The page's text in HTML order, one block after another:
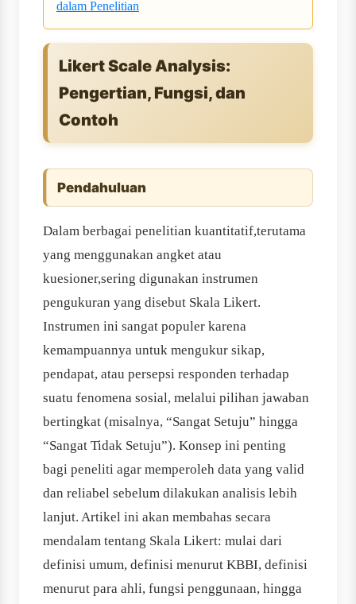
dalam Penelitian
Likert Scale Analysis:
Pengertian, Fungsi, dan
Contoh
Pendahuluan
Dalam berbagai penelitian kuantitatif,terutama
yang menggunakan angket atau
kuesioner,sering digunakan instrumen
pengukuran yang disebut Skala Likert.
Instrumen ini sangat populer karena
kemampuannya untuk mengukur sikap,
pendapat, atau persepsi responden terhadap
suatu fenomena sosial, melalui pilihan jawaban
bertingkat (misalnya, “Sangat Setuju” hingga
“Sangat Tidak Setuju”). Konsep ini penting
bagi peneliti agar memperoleh data yang valid
dan reliabel sebelum dilakukan analisis lebih
lanjut. Artikel ini akan membahas secara
mendalam tentang Skala Likert: mulai dari
definisi umum, definisi menurut KBBI, definisi
menurut para ahli, fungsi penggunaan, hingga